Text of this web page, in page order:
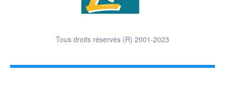
Tous droits réservés (R) 2001-2023